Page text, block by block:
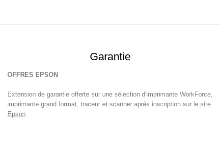
Garantie
OFFRES EPSON
Extension de garantie offerte sur une sélection d'imprimante WorkForce,
imprimante grand format, traceur et scanner après inscription sur le site
Epson